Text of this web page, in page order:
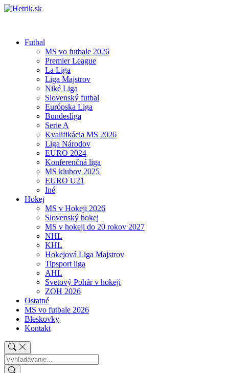
Futbal
MS vo futbale 2026
Premier League
La Liga
Liga Majstrov
Niké Liga
Slovenský futbal
Európska Liga
Bundesliga
Serie A
Kvalifikácia MS 2026
Liga Národov
EURO 2024
Konferenčná liga
MS klubov 2025
EURO U21
Iné
Hokej
MS v Hokeji 2026
Slovenský hokej
MS v hokeji do 20 rokov 2027
NHL
KHL
Hokejová Liga Majstrov
Tipsport liga
AHL
Svetový Pohár v hokeji
ZOH 2026
Ostatné
MS vo futbale 2026
Bleskovky
Kontakt